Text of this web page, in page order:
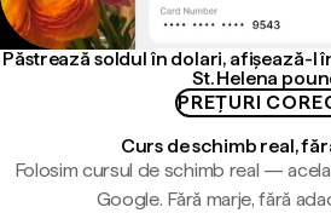
Păstrează soldul în dolari, afișează-l
St. Helena
PREȚURI
Curs de schimb real,
Folosim cursul de schimb real —
Google. Fără marje, fără